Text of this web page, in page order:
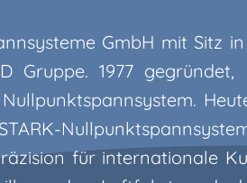
GmbH mit Sitz
Gruppe. 1977
für internationale